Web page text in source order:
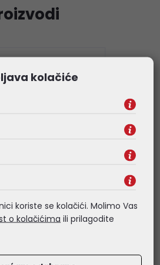
kolačiće
koriste se kolačići. Molimo Vas
o kolačićima ili prilagodite